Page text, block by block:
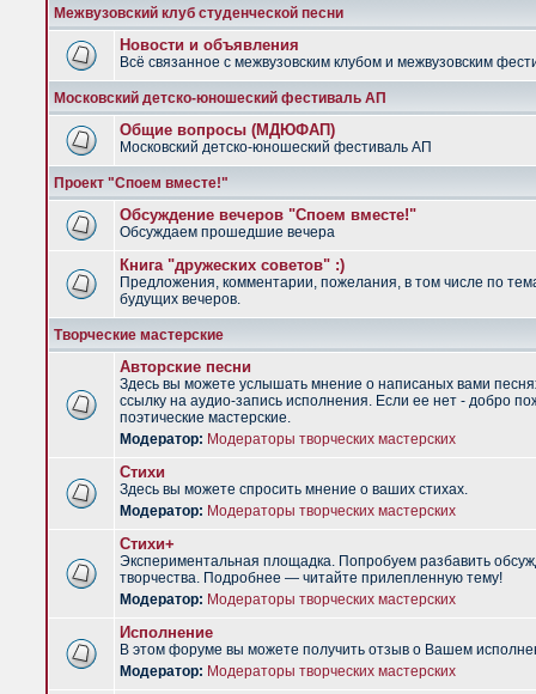
Межвузовский клуб студенческой песни
Новости и объявления
Всё связанное с межвузовским клубом и межвузовским
Московский детско-юношеский фестиваль АП
Общие вопросы (МДЮФАП)
Московский детско-юношеский фестиваль АП
Проект "Споем вместе!"
Обсуждение вечеров "Споем вместе!"
Обсуждаем прошедшие вечера
Книга "дружеских советов" :)
Предложения, комментарии, пожелания, в том числе по
будущих вечеров.
Творческие мастерские
Авторские песни
Здесь вы можете услышать мнение о написаных вами
ссылку на аудио-запись исполнения. Если ее нет - добро
поэтические мастерские.
Модератор: Модераторы творческих мастерских
Стихи
Здесь вы можете спросить мнение о ваших стихах.
Модератор: Модераторы творческих мастерских
Стихи+
Экспериментальная площадка. Попробуем разбавить
творчества. Подробнее — читайте прилепленную тему!
Модератор: Модераторы творческих мастерских
Исполнение
В этом форуме вы можете получить отзыв о Вашем
Модератор: Модераторы творческих мастерских